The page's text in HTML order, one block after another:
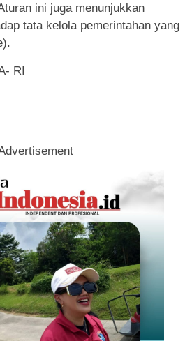
ini juga menunjukkan
tata kelola pemerintahan yang
RI